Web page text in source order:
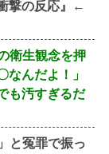
撃の反応』←
衛生観念を押
んだよ！」
も汚すぎるだ
と冤罪で振っ